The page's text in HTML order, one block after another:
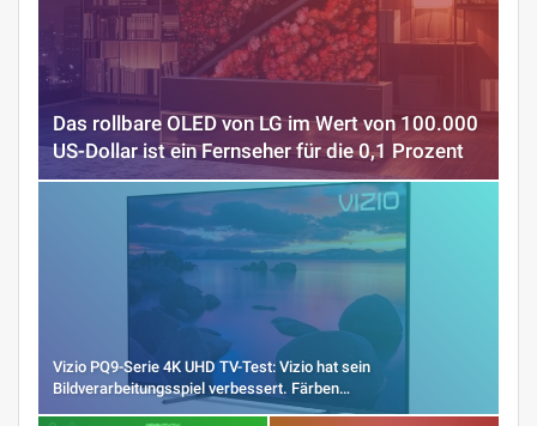
Das rollbare OLED von LG im Wert von 100.000
US-Dollar ist ein Fernseher für die 0,1 Prozent
Vizio PQ9-Serie 4K UHD TV-Test: Vizio hat sein
Bildverarbeitungsspiel verbessert. Färben…